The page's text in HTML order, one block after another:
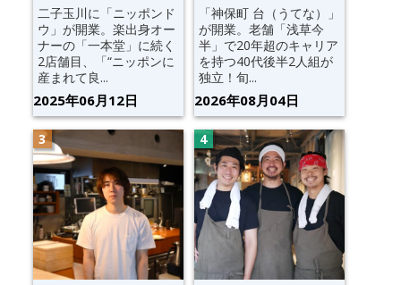
二子玉川に「ニッポンド
ウ」が開業。楽出身オー
ナーの「一本堂」に続く
2店舗目、「“ニッポンに
産まれて良...
2025年06月12日
「神保町 台（うてな）」
が開業。老舗「浅草今
半」で20年超のキャリア
を持つ40代後半2人組が
独立！旬...
2026年08月04日